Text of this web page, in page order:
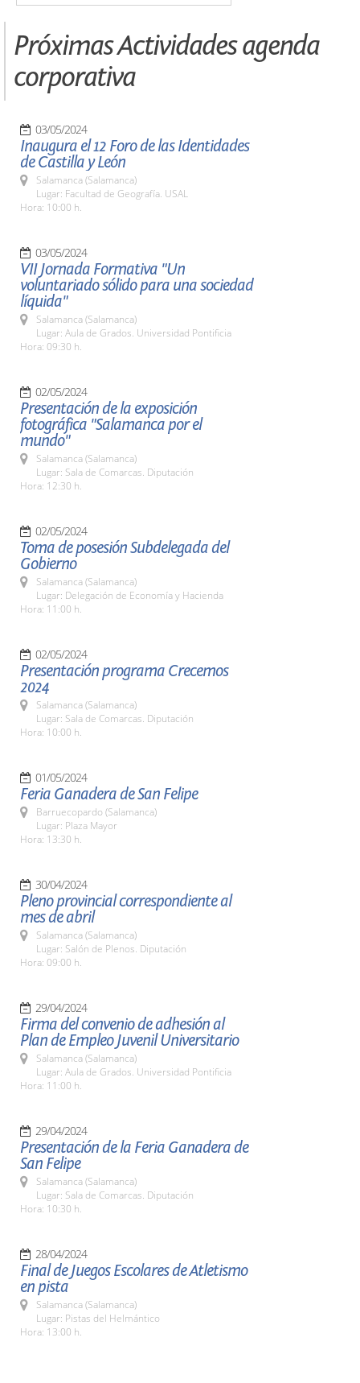
Próximas Actividades agenda
corporativa
03/05/2024
Inaugura el 12 Foro de las Identidades
de Castilla y León
Salamanca (Salamanca)
Lugar: Facultad de Geografía. USAL
Hora: 10:00 h.
03/05/2024
VII Jornada Formativa "Un
voluntariado sólido para una sociedad
líquida"
Salamanca (Salamanca)
Lugar: Aula de Grados. Universidad Pontificia
Hora: 09:30 h.
02/05/2024
Presentación de la exposición
fotográfica "Salamanca por el
mundo"
Salamanca (Salamanca)
Lugar: Sala de Comarcas. Diputación
Hora: 12:30 h.
02/05/2024
Toma de posesión Subdelegada del
Gobierno
Salamanca (Salamanca)
Lugar: Delegación de Economía y Hacienda
Hora: 11:00 h.
02/05/2024
Presentación programa Crecemos
2024
Salamanca (Salamanca)
Lugar: Sala de Comarcas. Diputación
Hora: 10:00 h.
01/05/2024
Feria Ganadera de San Felipe
Barruecopardo (Salamanca)
Lugar: Plaza Mayor
Hora: 13:30 h.
30/04/2024
Pleno provincial correspondiente al
mes de abril
Salamanca (Salamanca)
Lugar: Salón de Plenos. Diputación
Hora: 09:00 h.
29/04/2024
Firma del convenio de adhesión al
Plan de Empleo Juvenil Universitario
Salamanca (Salamanca)
Lugar: Aula de Grados. Universidad Pontificia
Hora: 11:00 h.
29/04/2024
Presentación de la Feria Ganadera de
San Felipe
Salamanca (Salamanca)
Lugar: Sala de Comarcas. Diputación
Hora: 10:30 h.
28/04/2024
Final de Juegos Escolares de Atletismo
en pista
Salamanca (Salamanca)
Lugar: Pistas del Helmántico
Hora: 13:00 h.